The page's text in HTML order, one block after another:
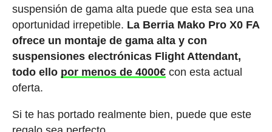
suspensión de gama alta puede que esta sea una
oportunidad irrepetible. La Berria Mako Pro X0 FA
ofrece un montaje de gama alta y con
suspensiones electrónicas Flight Attendant,
todo ello por menos de 4000€ con esta actual
oferta.
Si te has portado realmente bien, puede que este